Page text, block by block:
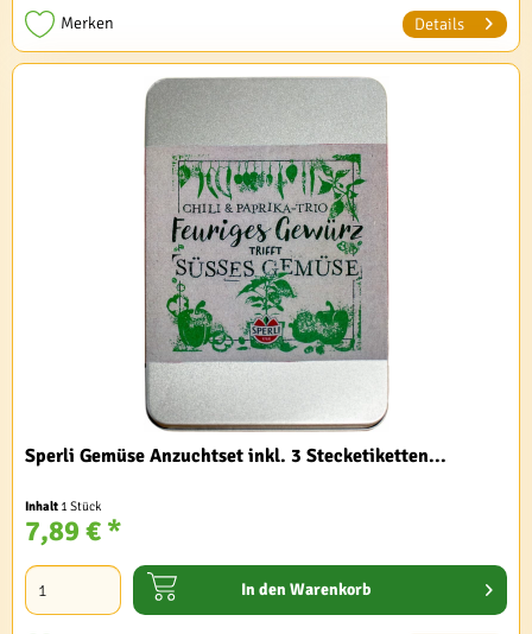
Merken Details
Sperli Gemüse Anzuchtset inkl. 3 Stecketiketten...
Inhalt 1 Stück
7,89 € *
In den Warenkorb